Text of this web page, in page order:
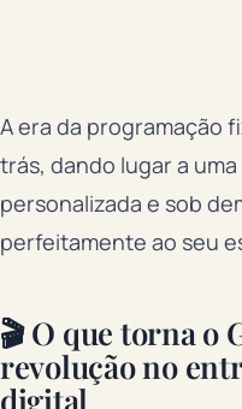
A era da programação
trás, dando lugar a
personalizada e sob
perfeitamente ao seu
🎬 O que torna o
revolução no
digital